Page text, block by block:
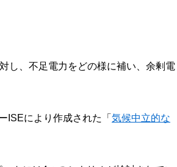
し、不足電力をどの様に補い、余剰電
ISEにより作成された「 気候中立的な